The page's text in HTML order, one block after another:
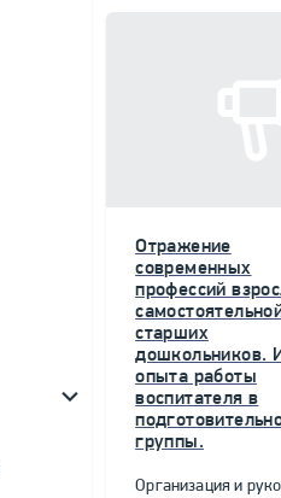
Отражение
современных
профессий
старших
дошкольников.
опыта работы
воспитателя в
группы.
Организация и